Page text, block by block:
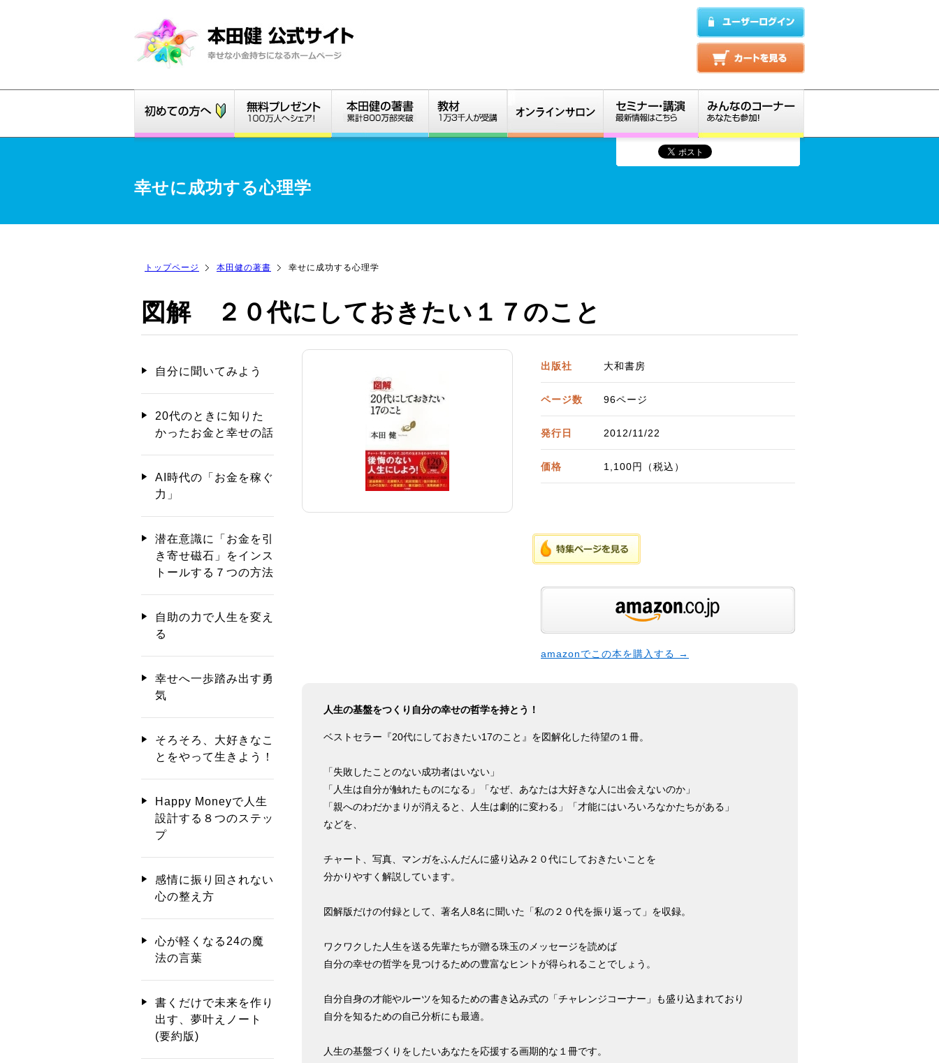
幸せに成功する心理学
トップページ 本田健の著書 幸せに成功する心理学
図解 ２０代にしておきたい１７のこと
出版社 大和書房
ページ数 96ページ
発行日 2012/11/22
価格 1,100円（税込）
amazonでこの本を購入する →
人生の基盤をつくり自分の幸せの哲学を持とう！
ベストセラー『20代にしておきたい17のこと』を図解化した待望の１冊。
「失敗したことのない成功者はいない」
「人生は自分が触れたものになる」「なぜ、あなたは大好きな人に出会えないのか」
「親へのわだかまりが消えると、人生は劇的に変わる」「才能にはいろいろなかたちがある」
などを、
チャート、写真、マンガをふんだんに盛り込み２０代にしておきたいことを
分かりやすく解説しています。
図解版だけの付録として、著名人8名に聞いた「私の２０代を振り返って」を収録。
ワクワクした人生を送る先輩たちが贈る珠玉のメッセージを読めば
自分の幸せの哲学を見つけるための豊富なヒントが得られることでしょう。
自分自身の才能やルーツを知るための書き込み式の「チャレンジコーナー」も盛り込まれており
自分を知るための自己分析にも最適。
人生の基盤づくりをしたいあなたを応援する画期的な１冊です。
自分に聞いてみよう
20代のときに知りた
かったお金と幸せの話
AI時代の「お金を稼ぐ
力」
潜在意識に「お金を引
き寄せ磁石」をインス
トールする７つの方法
自助の力で人生を変え
る
幸せへ一歩踏み出す勇
気
そろそろ、大好きなこ
とをやって生きよう！
Happy Moneyで人生
設計する８つのステッ
プ
感情に振り回されない
心の整え方
心が軽くなる24の魔
法の言葉
書くだけで未来を作り
出す、夢叶えノート
(要約版)